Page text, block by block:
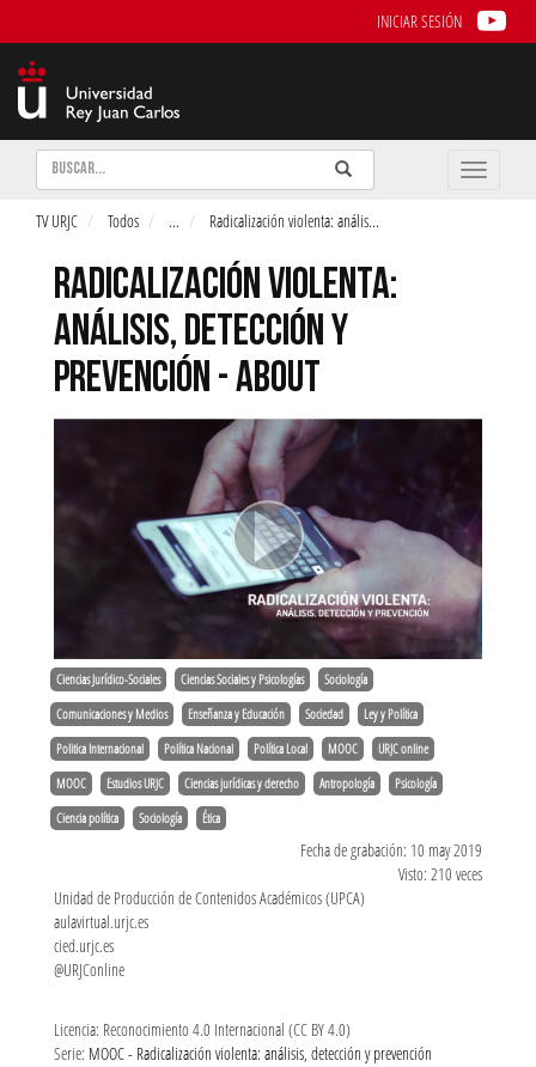
INICIAR SESIÓN
Buscar Enviar
Buscar
Toggle
TV URJC Todos ... Radicalización violenta: anális...
RADICALIZACIÓN VIOLENTA:
ANÁLISIS, DETECCIÓN Y
PREVENCIÓN - ABOUT
Ciencias Jurídico-Sociales Ciencias Sociales y Psicologías Sociología
Comunicaciones y Medios Enseñanza y Educación Sociedad Ley y Política
Politica Internacional Política Nacional Política Local MOOC URJC online
MOOC Estudios URJC Ciencias jurídicas y derecho Antropología Psicología
Ciencia política Sociología Ética
Fecha de grabación: 10 may 2019
Visto: 210 veces
Unidad de Producción de Contenidos Académicos (UPCA)
aulavirtual.urjc.es
cied.urjc.es
@URJConline
Licencia: Reconocimiento 4.0 Internacional (CC BY 4.0)
Serie: MOOC - Radicalización violenta: análisis, detección y prevención